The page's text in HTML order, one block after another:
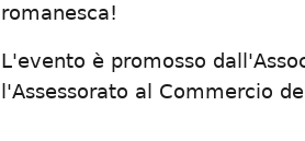
romanesca!
L'evento è promosso
l'Assessorato al Commercio